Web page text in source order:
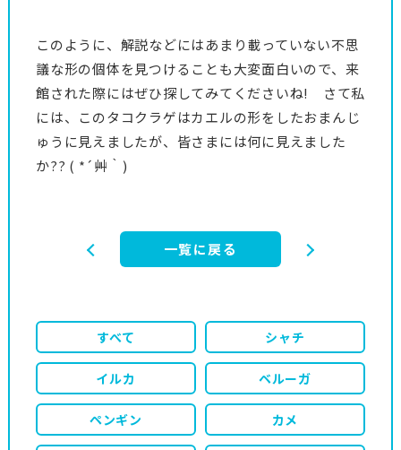
このように、解説などにはあまり載っていない不思
議な形の個体を見つけることも大変面白いので、来
館された際にはぜひ探してみてくださいね! さて私
には、このタコクラゲはカエルの形をしたおまんじ
ゅうに見えましたが、皆さまには何に見えました
か?? ( *´艸｀)
一覧に戻る
すべて シャチ
イルカ ベルーガ
ペンギン カメ